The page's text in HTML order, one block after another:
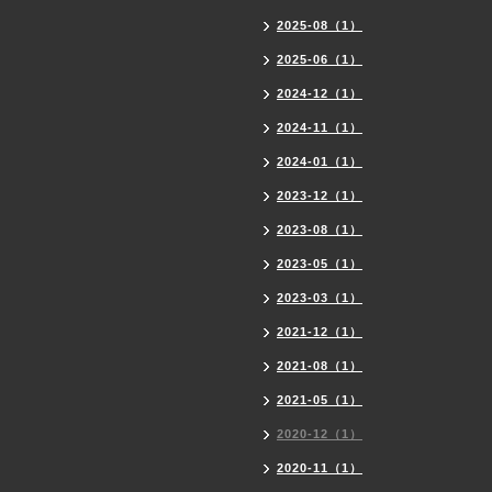
2025-08（1）
2025-06（1）
2024-12（1）
2024-11（1）
2024-01（1）
2023-12（1）
2023-08（1）
2023-05（1）
2023-03（1）
2021-12（1）
2021-08（1）
2021-05（1）
2020-12（1）
2020-11（1）